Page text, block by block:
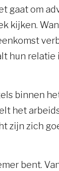
gaat om
kijken.
hun
binnen
het
zijn zich
bent.